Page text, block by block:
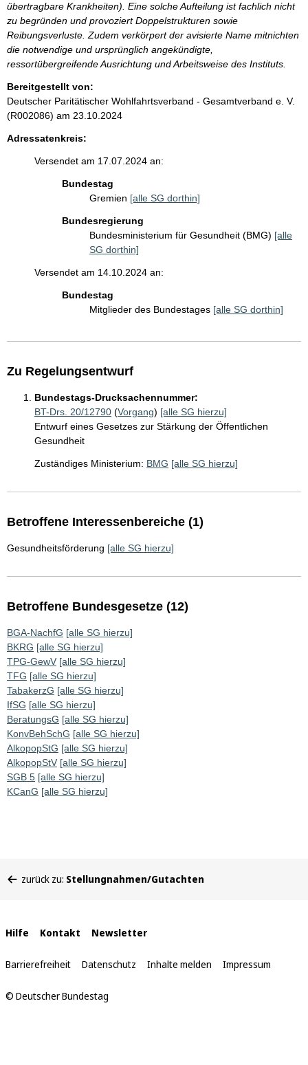
übertragbare Krankheiten). Eine solche Aufteilung ist fachlich nicht
zu begründen und provoziert Doppelstrukturen sowie
Reibungsverluste. Zudem verkörpert der avisierte Name mitnichten
die notwendige und ursprünglich angekündigte,
ressortübergreifende Ausrichtung und Arbeitsweise des Instituts.
Bereitgestellt von:
Deutscher Paritätischer Wohlfahrtsverband - Gesamtverband e. V.
(R002086) am 23.10.2024
Adressatenkreis:
Versendet am 17.07.2024 an:
Bundestag
Gremien [alle SG dorthin]
Bundesregierung
Bundesministerium für Gesundheit (BMG) [alle
SG dorthin]
Versendet am 14.10.2024 an:
Bundestag
Mitglieder des Bundestages [alle SG dorthin]
Zu Regelungsentwurf
Bundestags-Drucksachennummer:
BT-Drs. 20/12790 (Vorgang) [alle SG hierzu]
Entwurf eines Gesetzes zur Stärkung der Öffentlichen
Gesundheit
Zuständiges Ministerium: BMG [alle SG hierzu]
Betroffene Interessenbereiche (1)
Gesundheitsförderung [alle SG hierzu]
Betroffene Bundesgesetze (12)
BGA-NachfG [alle SG hierzu]
BKRG [alle SG hierzu]
TPG-GewV [alle SG hierzu]
TFG [alle SG hierzu]
TabakerzG [alle SG hierzu]
IfSG [alle SG hierzu]
BeratungsG [alle SG hierzu]
KonvBehSchG [alle SG hierzu]
AlkopopStG [alle SG hierzu]
AlkopopStV [alle SG hierzu]
SGB 5 [alle SG hierzu]
KCanG [alle SG hierzu]
befinden
zurück zu: Stellungnahmen/Gutachten
Interne
Links
Hilfe Kontakt Newsletter
Barrierefreiheit Datenschutz Inhalte melden Impressum
© Deutscher Bundestag